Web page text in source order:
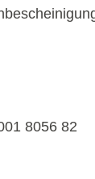
8056 82